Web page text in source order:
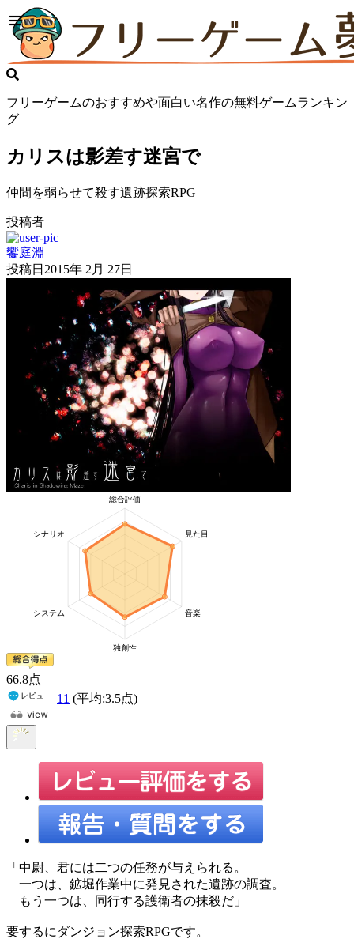
フリーゲームのおすすめや面白い名作の無料ゲームランキン
グ
カリスは影差す迷宮で
仲間を弱らせて殺す遺跡探索RPG
投稿者
饗庭淵
投稿日 2015年 2月 27日
66.8点
11 (平均:3.5点)
「中尉、君には二つの任務が与えられる。
一つは、鉱堀作業中に発見された遺跡の調査。
もう一つは、同行する護衛者の抹殺だ」
要するにダンジョン探索RPGです。